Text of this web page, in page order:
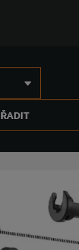
ŘADIT